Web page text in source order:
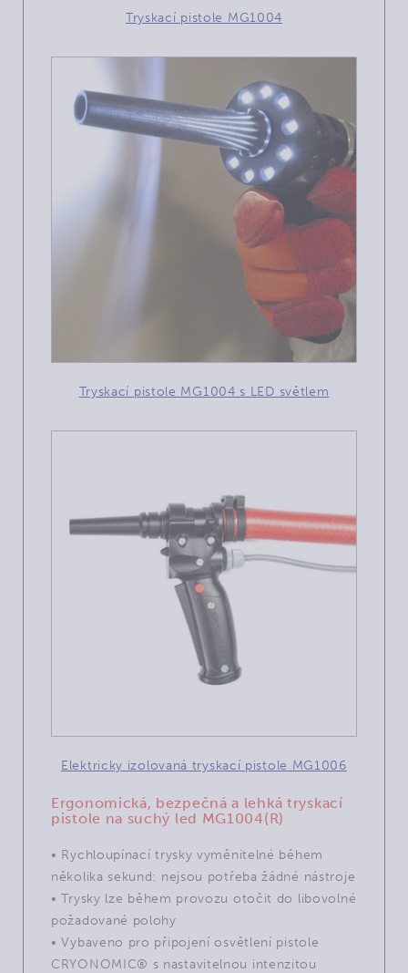
Tryskací pistole MG1004
Tryskací pistole MG1004 s LED světlem
Elektricky izolovaná tryskací pistole MG1006
Ergonomická, bezpečná a lehká tryskací
pistole na suchý led MG1004(R)
• Rychloupínací trysky vyměnitelné během
několika sekund: nejsou potřeba žádné nástroje
• Trysky lze během provozu otočit do libovolné
požadované polohy
• Vybaveno pro připojení osvětlení pistole
CRYONOMIC® s nastavitelnou intenzitou